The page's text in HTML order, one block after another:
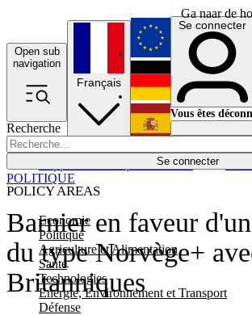
Ga naar de
Open sub
navigation
Recherche
Se connecter
POLICY AREAS
Economie
Politique
Agriculture et Alimentation
Santé
Technologies
Energie, Environnement et Transport
Défense
Économie
Français
English
Deutsch
Español
Se connecter
Vous êtes
Barnier en faveur
du type Norvège+
Britanniques
POLITIQUE